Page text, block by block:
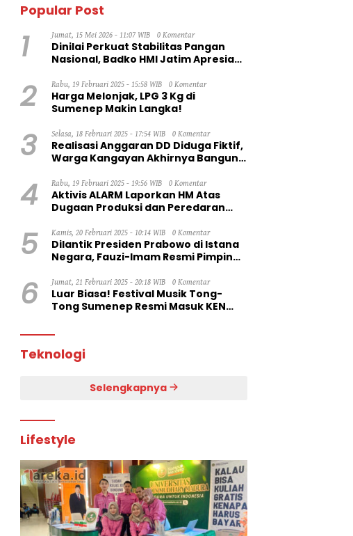
Popular Post
1 Jumat, 15 Mei 2026 - 11:07 WIB 0 Komentar
Dinilai Perkuat Stabilitas Pangan
Nasional, Badko HMI Jatim Apresiasi
2 Rabu, 19 Februari 2025 - 15:58 WIB 0 Komentar
Harga Melonjak, LPG 3 Kg di
Sumenep Makin Langka!
3 Selasa, 18 Februari 2025 - 17:54 WIB 0 Komentar
Realisasi Anggaran DD Diduga Fiktif,
Warga Kangayan Akhirnya Bangun
4 Rabu, 19 Februari 2025 - 19:56 WIB 0 Komentar
Aktivis ALARM Laporkan HM Atas
Dugaan Produksi dan Peredaran
5 Kamis, 20 Februari 2025 - 10:14 WIB 0 Komentar
Dilantik Presiden Prabowo di Istana
Negara, Fauzi-Imam Resmi Pimpin
6 Jumat, 21 Februari 2025 - 20:18 WIB 0 Komentar
Luar Biasa! Festival Musik Tong-
Tong Sumenep Resmi Masuk KEN
Teknologi
Selengkapnya
Lifestyle